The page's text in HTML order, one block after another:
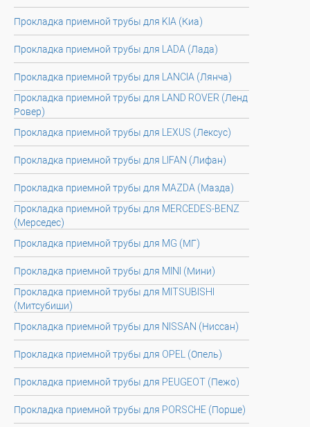
Прокладка приемной трубы для KIA (Киа)
Прокладка приемной трубы для LADA (Лада)
Прокладка приемной трубы для LANCIA (Лянча)
Прокладка приемной трубы для LAND ROVER (Ленд
Ровер)
Прокладка приемной трубы для LEXUS (Лексус)
Прокладка приемной трубы для LIFAN (Лифан)
Прокладка приемной трубы для MAZDA (Мазда)
Прокладка приемной трубы для MERCEDES-BENZ
(Мерседес)
Прокладка приемной трубы для MG (МГ)
Прокладка приемной трубы для MINI (Мини)
Прокладка приемной трубы для MITSUBISHI
(Митсубиши)
Прокладка приемной трубы для NISSAN (Ниссан)
Прокладка приемной трубы для OPEL (Опель)
Прокладка приемной трубы для PEUGEOT (Пежо)
Прокладка приемной трубы для PORSCHE (Порше)